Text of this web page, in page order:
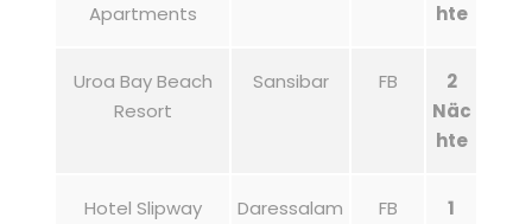
Apartments
hte
Uroa Bay Beach
Resort
Sansibar FB
2
Näc
hte
Hotel Slipway Daressalam FB
1